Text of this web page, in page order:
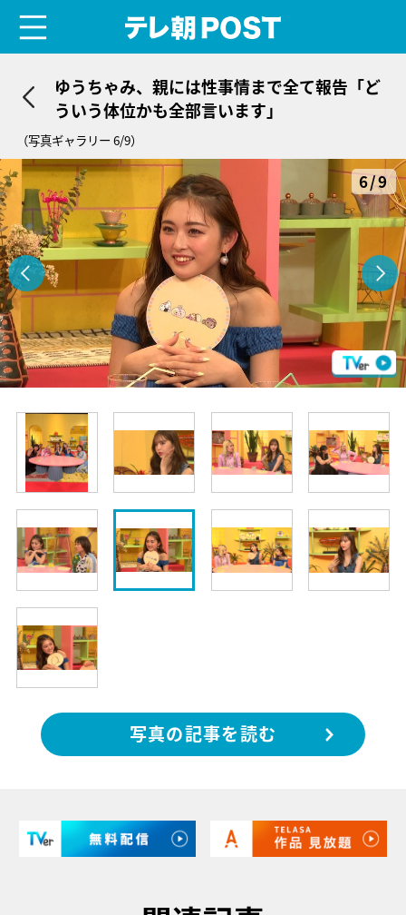
ゆうちゃみ、親には性事情まで全て報告「ど
ういう体位かも全部言います」
（写真ギャラリー 6/9）
6/9
写真の記事を読む